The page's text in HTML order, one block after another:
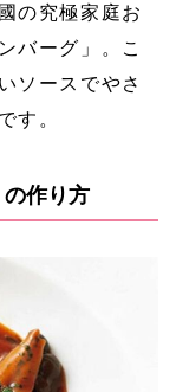
の究極家庭お
バーグ」。こ
ソースでやさ
す。
作り方